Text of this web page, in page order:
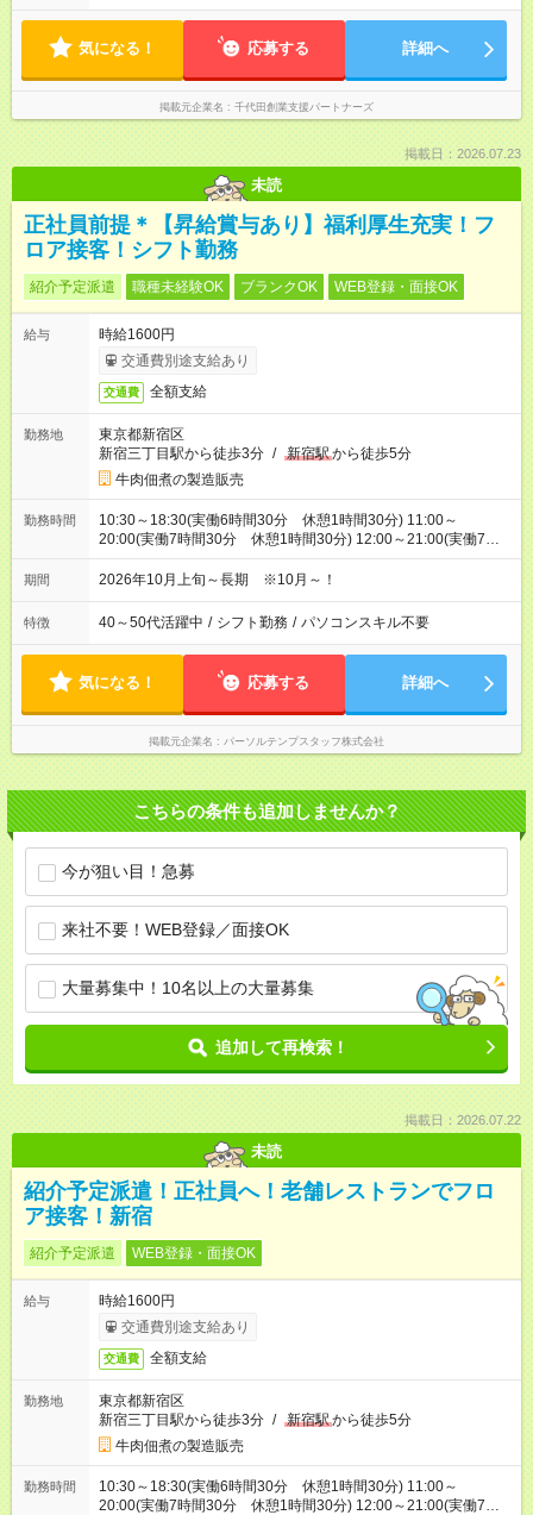
分 or 1時間 週4日～OK 1日5時間～OK 【1日のスケジュール例】
11:00～14：00頃 休憩 休憩から1時間後 作業再開 - 会計データ
務終了
気になる！ 応募する 詳細へ
掲載元企業名 千代田創業支援パートナーズ
掲載日：2026.07.23
未読
正社員前提＊【昇給賞与あり】福利厚生充実！フ
ロア接客！シフト勤務
紹介予定派遣 職種未経験OK ブランクOK WEB登録・面接OK
給与
時給1600円
交通費別途支給あり
交通費 全額支給
勤務地
東京都新宿区
新宿三丁目駅から徒歩3分 / 新宿駅から徒歩5分
牛肉佃煮の製造販売
勤務時間
10:30～18:30(実働6時間30分 休憩1時間30分) 11:00～
20:00(実働7時間30分 休憩1時間30分) 12:00～21:00(実働7時
間30分 休憩1時間30分)
期間 2026年10月上旬～長期 ※10月～！
特徴 40～50代活躍中 / シフト勤務 / パソコンスキル不要
気になる！ 応募する 詳細へ
掲載元企業名 パーソルテンプスタッフ株式会社
こちらの条件も追加しませんか？
今が狙い目！急募
来社不要！WEB登録／面接OK
大量募集中！10名以上の大量募集
追加して再検索！
掲載日：2026.07.22
未読
紹介予定派遣！正社員へ！老舗レストランでフロ
ア接客！新宿
紹介予定派遣 WEB登録・面接OK
給与
時給1600円
交通費別途支給あり
交通費 全額支給
勤務地
東京都新宿区
新宿三丁目駅から徒歩3分 / 新宿駅から徒歩5分
牛肉佃煮の製造販売
勤務時間
10:30～18:30(実働6時間30分 休憩1時間30分) 11:00～
20:00(実働7時間30分 休憩1時間30分) 12:00～21:00(実働7時